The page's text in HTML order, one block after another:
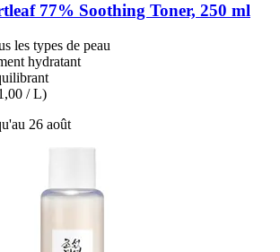
77% Soothing Toner, 250 ml
les types de peau
hydratant
/ L)
26 août